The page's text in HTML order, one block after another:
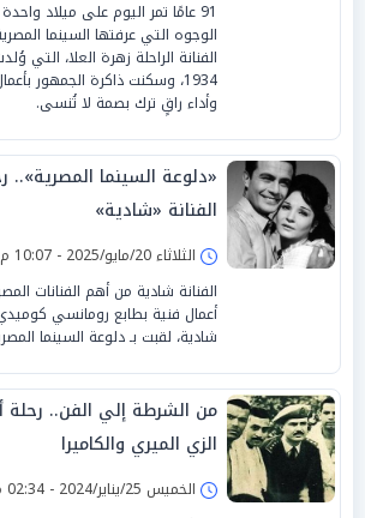
91 عامًا تمر اليوم على ميلاد
الوجوه التي عرفتها السينما
1934، وسكنت ذاكرة الجمهور
وأداء راقٍ ترك بصمة لا تُنسى.
«دلوعة السينما المصرية»..
الفنانة «شادية»
الثلاثاء 20/مايو/2025 - 10:07 م
الفنانة شادية من أهم الفنانات
أعمال فنية بطابع رومانسي
شادية، لقبت بـ دلوعة السينما
من الشرطة إلي الفن.. رحلة
الزي الميري والكاميرا
الخميس 25/يناير/2024 - 02:34 م